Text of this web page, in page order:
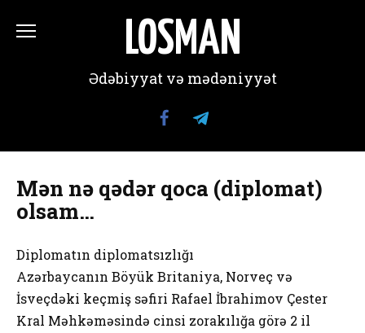
содержанию LOSMAN
Ədəbiyyat və mədəniyyət
Mən nə qədər qoca (diplomat)
olsam…
Diplomatın diplomatsızlığı
Azərbaycanın Böyük Britaniya, Norveç və
İsveçdəki keçmiş səfiri Rafael İbrahimov Çester
Kral Məhkəməsində cinsi zorakılığa görə 2 il